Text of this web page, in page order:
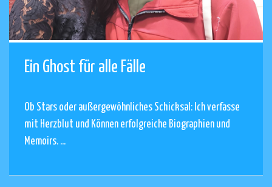
Ein Ghost für alle Fälle
Ob Stars oder außergewöhnliches Schicksal: Ich verfasse
mit Herzblut und Können erfolgreiche Biographien und
Memoirs. ...